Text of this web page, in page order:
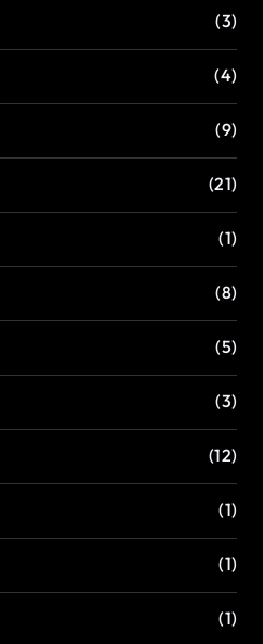
(3)
(4)
(9)
(21)
(1)
(8)
(5)
(3)
(12)
(1)
(1)
(1)